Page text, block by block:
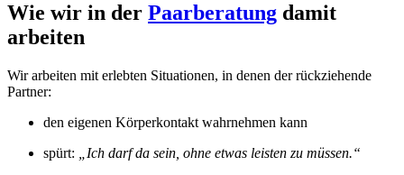
Wie wir in der Paarberatung damit
arbeiten
Wir arbeiten mit erlebten Situationen, in denen der rückziehende
Partner:
den eigenen Körperkontakt wahrnehmen kann
spürt:
„Ich darf da sein, ohne etwas leisten zu müssen.“